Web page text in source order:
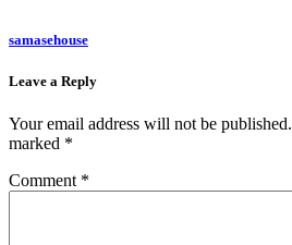
samasehouse
Leave a Reply
Your email address will not be published.
marked *
Comment *